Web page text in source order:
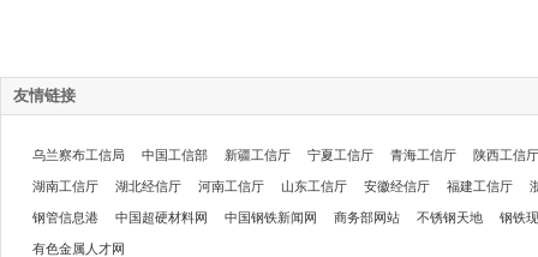
友情链接
乌兰察布工信局 中国工信部 新疆工信厅 宁夏工信厅 青海工信厅 陕西工信厅
湖南工信厅 湖北经信厅 河南工信厅 山东工信厅 安徽经信厅 福建工信厅
钢管信息港 中国超硬材料网 中国钢铁新闻网 商务部网站 不锈钢天地 钢铁
有色金属人才网